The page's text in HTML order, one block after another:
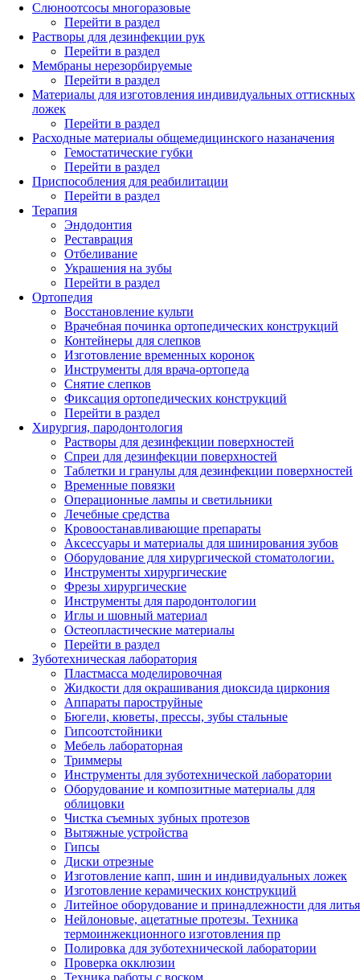
Слюноотсосы многоразовые
Перейти в раздел
Растворы для дезинфекции рук
Перейти в раздел
Мембраны нерезорбируемые
Перейти в раздел
Материалы для изготовления индивидуальных оттискных
ложек
Перейти в раздел
Расходные материалы общемедицинского назаначения
Гемостатические губки
Перейти в раздел
Приспособления для реабилитации
Перейти в раздел
Терапия
Эндодонтия
Реставрация
Отбеливание
Украшения на зубы
Перейти в раздел
Ортопедия
Восстановление культи
Врачебная починка ортопедических конструкций
Контейнеры для слепков
Изготовление временных коронок
Инструменты для врача-ортопеда
Снятие слепков
Фиксация ортопедических конструкций
Перейти в раздел
Хирургия, пародонтология
Растворы для дезинфекции поверхностей
Спреи для дезинфекции поверхностей
Таблетки и гранулы для дезинфекции поверхностей
Временные повязки
Операционные лампы и светильники
Лечебные средства
Кровоостанавливающие препараты
Аксессуары и материалы для шинирования зубов
Оборудование для хирургической стоматологии.
Инструменты хирургические
Фрезы хирургические
Инструменты для пародонтологии
Иглы и шовный материал
Остеопластические материалы
Перейти в раздел
Зуботехническая лаборатория
Пластмасса моделировочная
Жидкости для окрашивания диоксида циркония
Аппараты пароструйные
Бюгели, кюветы, прессы, зубы стальные
Гипсоотстойники
Мебель лабораторная
Триммеры
Инструменты для зуботехнической лаборатории
Оборудование и композитные материалы для
облицовки
Чистка съемных зубных протезов
Вытяжные устройства
Гипсы
Диски отрезные
Изготовление капп, шин и индивидуальных ложек
Изготовление керамических конструкций
Литейное оборудование и принадлежности для литья
Нейлоновые, ацетатные протезы. Техника
термоинжекционного изготовления пр
Полировка для зуботехнической лаборатории
Проверка окклюзии
Техника работы с воском